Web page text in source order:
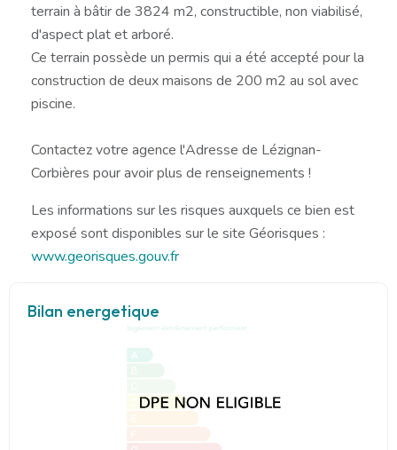
terrain à bâtir de 3824 m2, constructible, non viabilisé,
d'aspect plat et arboré.
Ce terrain possède un permis qui a été accepté pour la
construction de deux maisons de 200 m2 au sol avec
piscine.
Contactez votre agence l'Adresse de Lézignan-
Corbières pour avoir plus de renseignements !
Les informations sur les risques auxquels ce bien est
exposé sont disponibles sur le site Géorisques :
www.georisques.gouv.fr
Bilan energetique